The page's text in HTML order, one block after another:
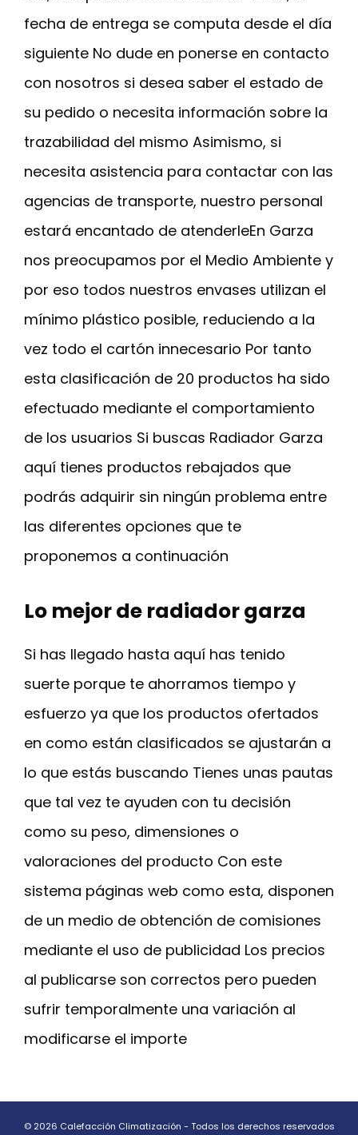
fecha de entrega se computa desde el día
siguiente No dude en ponerse en contacto
con nosotros si desea saber el estado de
su pedido o necesita información sobre la
trazabilidad del mismo Asimismo, si
necesita asistencia para contactar con las
agencias de transporte, nuestro personal
estará encantado de atenderleEn Garza
nos preocupamos por el Medio Ambiente y
por eso todos nuestros envases utilizan el
mínimo plástico posible, reduciendo a la
vez todo el cartón innecesario Por tanto
esta clasificación de 20 productos ha sido
efectuado mediante el comportamiento
de los usuarios Si buscas Radiador Garza
aquí tienes productos rebajados que
podrás adquirir sin ningún problema entre
las diferentes opciones que te
proponemos a continuación
Lo mejor de radiador garza
Si has llegado hasta aquí has tenido
suerte porque te ahorramos tiempo y
esfuerzo ya que los productos ofertados
en como están clasificados se ajustarán a
lo que estás buscando Tienes unas pautas
que tal vez te ayuden con tu decisión
como su peso, dimensiones o
valoraciones del producto Con este
sistema páginas web como esta, disponen
de un medio de obtención de comisiones
mediante el uso de publicidad Los precios
al publicarse son correctos pero pueden
sufrir temporalmente una variación al
modificarse el importe
© 2026 Calefacción Climatización - Todos los derechos reservados